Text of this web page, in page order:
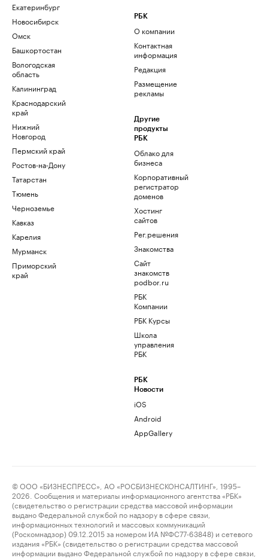
Екатеринбург
Новосибирск
Омск
Башкортостан
Вологодская
область
Калининград
Краснодарский
край
Нижний
Новгород
Пермский край
Ростов-на-Дону
Татарстан
Тюмень
Черноземье
Кавказ
Карелия
Мурманск
Приморский
край
РБК
О компании
Контактная
информация
Редакция
Размещение
рекламы
Другие
продукты
РБК
Облако для
бизнеса
Корпоративный
регистратор
доменов
Хостинг
сайтов
Рег.решения
Знакомства
Сайт
знакомств
podbor.ru
РБК
Компании
РБК Курсы
Школа
управления
РБК
РБК
Новости
iOS
Android
AppGallery
© ООО «БИЗНЕСПРЕСС», АО «РОСБИЗНЕСКОНСАЛТИНГ», 1995–
2026. Сообщения и материалы информационного агентства «РБК»
(свидетельство о регистрации средства массовой информации
выдано Федеральной службой по надзору в сфере связи,
информационных технологий и массовых коммуникаций
(Роскомнадзор) 09.12.2015 за номером ИА №ФС77-63848) и сетевого
издания «РБК» (свидетельство о регистрации средства массовой
информации выдано Федеральной службой по надзору в сфере связи,